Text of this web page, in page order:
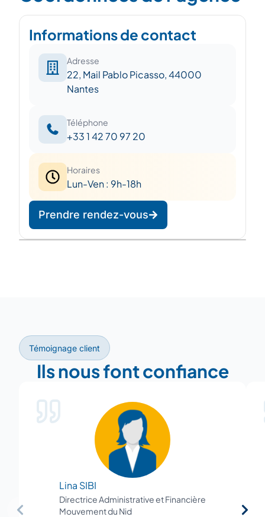
Informations de contact
Adresse
22, Mail Pablo Picasso, 44000
Nantes
Téléphone
+33 1 42 70 97 20
Horaires
Lun-Ven : 9h-18h
Prendre rendez-vous
Témoignage client
Ils nous font confiance
Lina SIBI
Directrice Administrative et Financière
Mouvement du Nid